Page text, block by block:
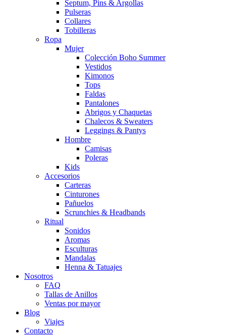
Septum, Pins & Argollas
Pulseras
Collares
Tobilleras
Ropa
Mujer
Colección Boho Summer
Vestidos
Kimonos
Tops
Faldas
Pantalones
Abrigos y Chaquetas
Chalecos & Sweaters
Leggings & Pantys
Hombre
Camisas
Poleras
Kids
Accesorios
Carteras
Cinturones
Pañuelos
Scrunchies & Headbands
Ritual
Sonidos
Aromas
Esculturas
Mandalas
Henna & Tatuajes
Nosotros
FAQ
Tallas de Anillos
Ventas por mayor
Blog
Viajes
Contacto